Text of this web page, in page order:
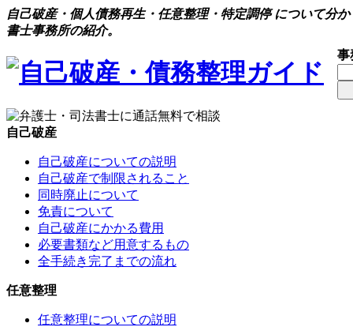
自己破産・個人債務再生・任意整理・特定調停 について分
書士事務所の紹介。
事
自己破産
自己破産についての説明
自己破産で制限されること
同時廃止について
免責について
自己破産にかかる費用
必要書類など用意するもの
全手続き完了までの流れ
任意整理
任意整理についての説明